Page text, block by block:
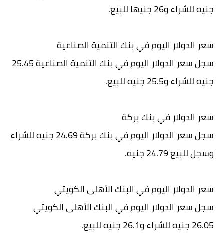
جنيه للشراء و26 جنيها للبيع.
سعر الدولار اليوم في بنك التنمية الصناعية
سجل سعر الدولار اليوم في بنك التنمية الصناعية 25.45
جنيه للشراء و25.5 جنيه للبيع.
سعر الدولار في بنك بركة
سجل سعر الدولار اليوم في بنك بركة 24.69 جنيه للشراء
وسجل للبيع 24.79 جنيه.
سعر الدولار اليوم في البنك الأهلى الكويتي
سجل سعر الدولار اليوم في البنك الأهلى الكويتي
26.05 جنيه للشراء و26.1 جنيه للبيع.